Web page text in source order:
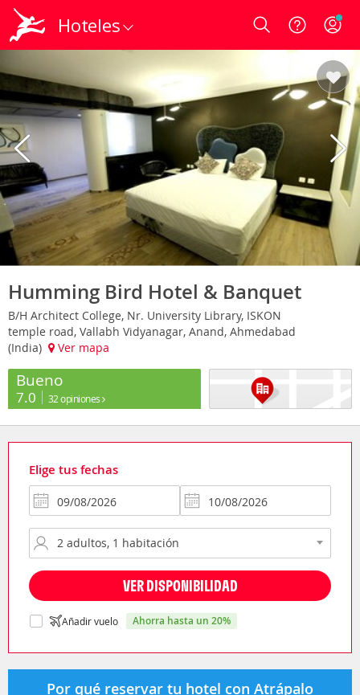
Hoteles Login
Humming Bird Hotel & Banquet
B/H Architect College, Nr. University Library, ISKON
temple road, Vallabh Vidyanagar, Anand, Ahmedabad
(India)
Ver mapa
Bueno
7.0 32 opiniones
Elige tus fechas
VER DISPONIBILIDAD
Añadir vuelo ahorra hasta un 20%
Por qué reservar tu hotel con Atrápalo